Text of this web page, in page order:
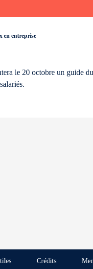
en entreprise
le 20 octobre un guide
Crédits